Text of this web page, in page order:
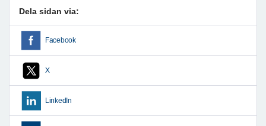
Dela sidan via:
Facebook
X
LinkedIn